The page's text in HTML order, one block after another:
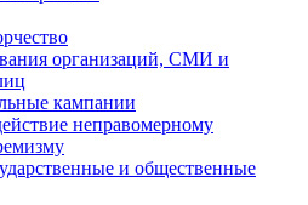
организаций, СМИ и
кампании
неправомерному
и общественные